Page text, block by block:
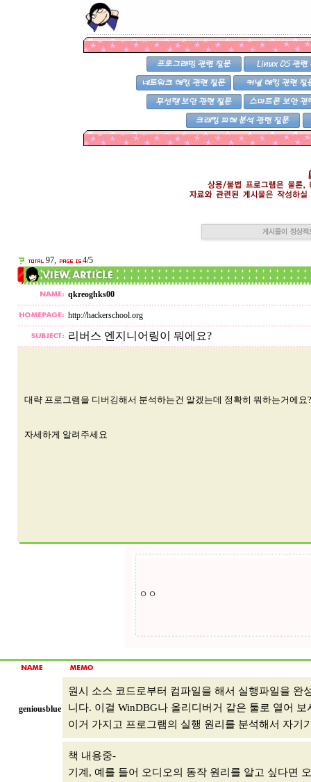
97, 4/5
qkreoghks00
http://hackerschool.org
리버스 엔지니어링이 뭐에요?
대략 프로그램을 디버깅해서 분석하는건 알겠는데 정확히 뭐하는거에요?
자세하게 알려주세요
geniousblue
원시 소스 코드로부터 컴파일을 해서 실행파일을 완
니다. 이걸 WinDBG나 올리디버거 같은 툴로 열어
이거 가지고 프로그램의 실행 원리를 분석해서 자기
책 내용중-
기계, 예를 들어 오디오의 동작 원리를 알고 싶다면